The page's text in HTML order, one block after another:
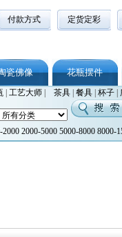
付款方式 定货定彩
瓷佛像 花瓶摆件
| 工艺大师| 茶具| 餐具| 杯子|
2000 2000-5000 5000-8000 8000-